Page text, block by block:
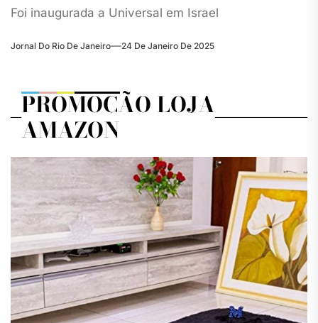
Foi inaugurada a Universal em Israel
Jornal Do Rio De Janeiro 24 De Janeiro De 2025
PROMOÇÃO LOJA
AMAZON